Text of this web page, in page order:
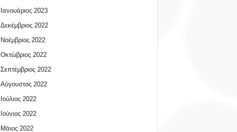
Ιανουάριος 2023
Δεκέμβριος 2022
Νοέμβριος 2022
Οκτώβριος 2022
Σεπτέμβριος 2022
Αύγουστος 2022
Ιούλιος 2022
Ιούνιος 2022
Μάιος 2022